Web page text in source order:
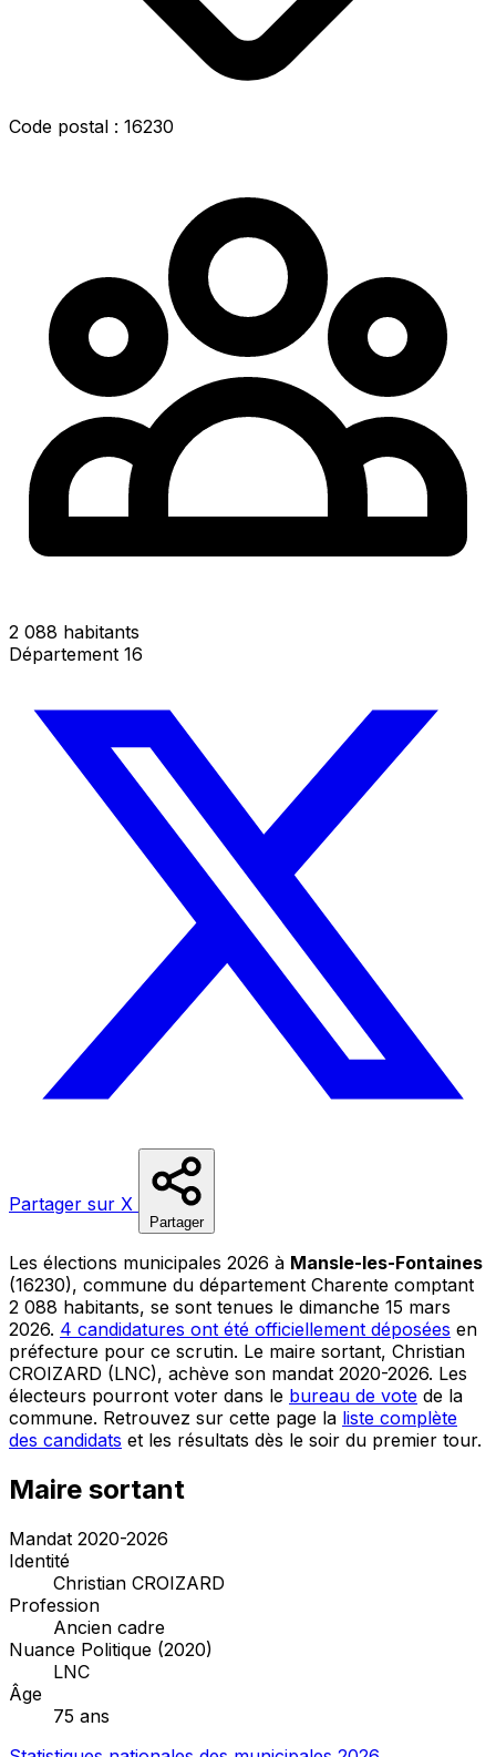
Code postal : 16230
2 088 habitants
Département 16
Partager sur X
Partager
Les élections municipales 2026 à Mansle-les-Fontaines
(16230), commune du département Charente comptant
2 088 habitants, se sont tenues le dimanche 15 mars
2026. 4 candidatures ont été officiellement déposées en
préfecture pour ce scrutin. Le maire sortant, Christian
CROIZARD (LNC), achève son mandat 2020-2026. Les
électeurs pourront voter dans le bureau de vote de la
commune. Retrouvez sur cette page la liste complète
des candidats et les résultats dès le soir du premier tour.
Maire sortant
Mandat 2020-2026
Identité
Christian CROIZARD
Profession
Ancien cadre
Nuance Politique (2020)
LNC
Âge
75 ans